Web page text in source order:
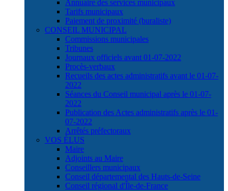
Annuaire des services municipaux
Tarifs municipaux
Paiement de proximité (buraliste)
CONSEIL MUNICIPAL
Commissions municipales
Tribunes
Journaux officiels avant 01-07-2022
Procès-verbaux
Recueils des actes administratifs avant le 01-07-
2022
Séances du Conseil municipal après le 01-07-
2022
Publication des Actes administratifs après le 01-
07-2022
Arrêtés préfectoraux
VOS ÉLUS
Maire
Adjoints au Maire
Conseillers municipaux
Conseil départemental des Hauts-de-Seine
Conseil régional d'Île-de-France